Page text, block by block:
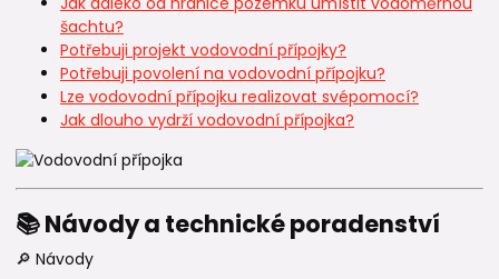
šachtu?
Potřebuji projekt vodovodní přípojky?
Potřebuji povolení na vodovodní přípojku?
Lze vodovodní přípojku realizovat svépomocí?
Jak dlouho vydrží vodovodní přípojka?
📚 Návody a technické poradenství
🔎 Návody